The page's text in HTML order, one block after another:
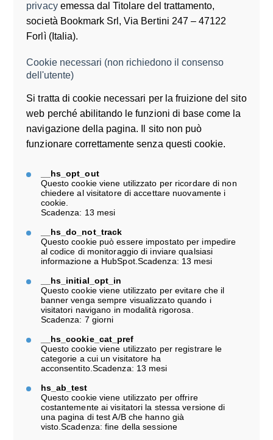
privacyemessa dal Titolare del trattamento,
società Bookmark Srl, Via Bertini 247 – 47122
Forlì (Italia).
Cookie necessari (non richiedono il consenso
dell'utente)
Si tratta di cookie necessari per la fruizione del sito
web perché abilitando le funzioni di base come la
navigazione della pagina. Il sito non può
funzionare correttamente senza questi cookie.
__hs_opt_out
Questo cookie viene utilizzato per ricordare di non
chiedere al visitatore di accettare nuovamente i
cookie.
Scadenza: 13 mesi
__hs_do_not_track
Questo cookie può essere impostato per impedire
al codice di monitoraggio di inviare qualsiasi
informazione a HubSpot.Scadenza: 13 mesi
__hs_initial_opt_in
Questo cookie viene utilizzato per evitare che il
banner venga sempre visualizzato quando i
visitatori navigano in modalità rigorosa.
Scadenza: 7 giorni
__hs_cookie_cat_pref
Questo cookie viene utilizzato per registrare le
categorie a cui un visitatore ha
acconsentito.Scadenza: 13 mesi
hs_ab_test
Questo cookie viene utilizzato per offrire
costantemente ai visitatori la stessa versione di
una pagina di test A/B che hanno già
visto.Scadenza: fine della sessione